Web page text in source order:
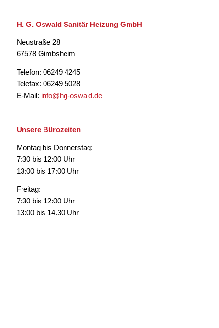
H. G. Oswald Sanitär Heizung GmbH
Neustraße 28
67578 Gimbsheim
Telefon: 06249 4245
Telefax: 06249 5028
E-Mail: info@hg-oswald.de
Unsere Bürozeiten
Montag bis Donnerstag:
7:30 bis 12:00 Uhr
13:00 bis 17:00 Uhr
Freitag:
7:30 bis 12:00 Uhr
13:00 bis 14.30 Uhr